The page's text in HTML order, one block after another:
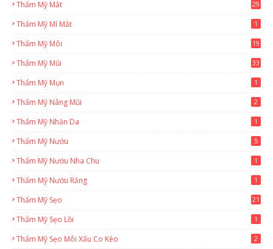
Thẩm Mỹ Mắt 29
Thẩm Mỹ Mí Mắt 1
Thẩm Mỹ Môi 19
Thẩm Mỹ Mũi 33
Thẩm Mỹ Mụn 1
Thẩm Mỹ Nâng Mũi 2
Thẩm Mỹ Nhăn Da 1
Thẩm Mỹ Nướu 5
Thẩm Mỹ Nướu Nha Chu 1
Thẩm Mỹ Nướu Răng 1
Thẩm Mỹ Sẹo 21
Thẩm Mỹ Sẹo Lồi 1
Thẩm Mỹ Sẹo Môi Xấu Co Kéo 2